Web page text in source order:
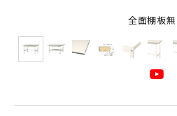
全面棚板無